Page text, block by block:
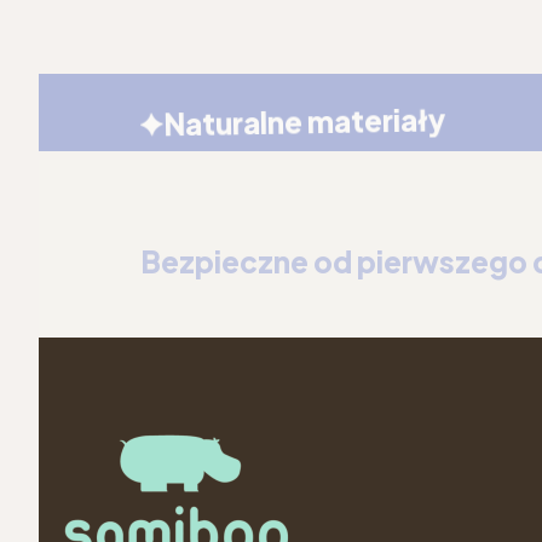
Naturalne materiały
Bezpieczne od pierwszego